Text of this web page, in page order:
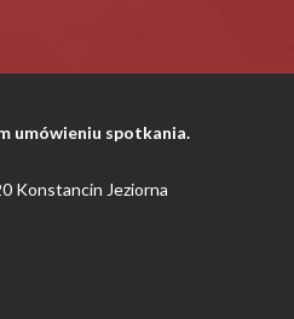
umówieniu spotkania.
Konstancin Jeziorna